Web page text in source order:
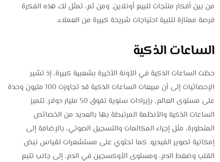
من بين أفكار منتجات للبيع أونلاين. ومن ثم، تمثل لك هذه الفكرة
فرصة ممتازة لتلبية احتياجات شريحة كبيرة من العملاء.
الساعات الذكية
حظت الساعات الذكية في الآونة الأخيرة بشعبية كبيرة، إذ تشير
الإحصائيات إلى أن مبيعات الساعات الذكية قد تجاوزت 100 مليون وحدة
على مستوى العالم، بإيرادات سنوية تفوق 50 مليار دولار. تتميز
الساعات الذكية والأنظمة المرتبطة بها بالعديد من الخصائص
المتطورة، مثل إجراء المكالمات والتسجيل الصوتي، بالإضافة إلى
إمكانية تصوير الفيديو. كما تحتوي على مستشعرات لقياس نبض
القلب وضغط الدم، ومستوى الأوكسجين في الدم، إلى جانب تتبع